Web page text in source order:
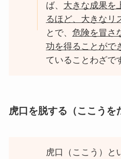
ば、 大きな成果を
るほど、大きなリ
とで、危険を冒さ
功を得ることがで
ていることわざで
虎口を脱する（ここうを
虎口（ここう）と